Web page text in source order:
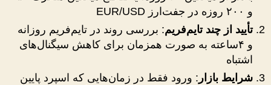
و ۲۰۰ روزه در جفت‌ارز EUR/USD
تأیید از چند تایم‌فریم: بررسی روند در تایم‌فریم روزانه
و ۴ساعته به صورت همزمان برای کاهش سیگنال‌های
اشتباه
شرایط بازار : ورود فقط در زمان‌هایی که اسپرد پایین